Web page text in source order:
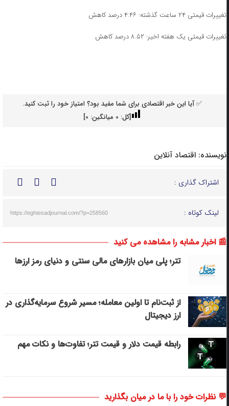
تغییرات قیمتی ۲۴ ساعت گذشته: ۴.۴۶ درصد کاهش
تغییرات قیمتی یک هفته اخیر: ۸.۵۲ درصد کاهش
✅ آیا این خبر اقتصادی برای شما مفید بود؟ امتیاز خود را ثبت کنید.
[کل: 0میانگین: 0
]
نویسنده: اقتصاد آنلاین
اشتراک گذاری :
لینک کوتاه : https://eghtesadjournal.com/?p=258560
📰 اخبار مشابه را مشاهده می کنید
تتر؛ پلی میان بازارهای مالی سنتی و دنیای رمز ارزها
از ثبت‌نام تا اولین معامله؛ مسیر شروع سرمایه‌گذاری در
ارز دیجیتال
رابطه قیمت دلار و قیمت تتر؛ تفاوت‌ها و نکات مهم
💬 نظرات خود را با ما در میان بگذارید